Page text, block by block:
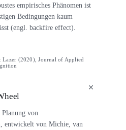
empirisches Phänomen ist
Bedingungen kaum
(engl. backfire effect).
Lazer (2020), Journal of Applied
von
entwickelt von Michie, van